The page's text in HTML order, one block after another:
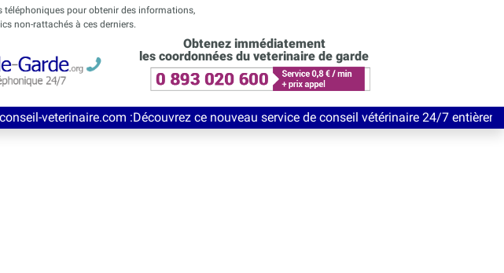
téléphoniques pour obtenir des informations,
non-rattachés à ces derniers.
Obtenez immédiatement
les coordonnées du veterinaire de garde
:Découvrez ce nouveau service de conseil vétérinaire 24/7 entièrement Gratuit